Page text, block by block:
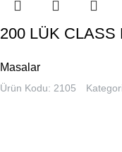
200 LÜK CLASS
Masalar
Ürün Kodu: 2105